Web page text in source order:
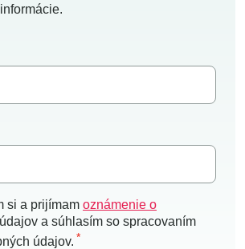
si a prijímam oznámenie o
údajov a súhlasím so spracovaním
údajov.